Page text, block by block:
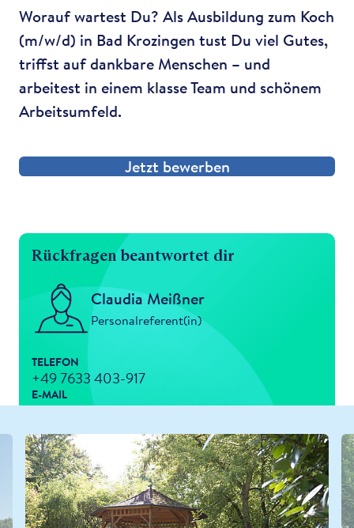
Worauf wartest Du? Als Ausbildung zum Koch
(m/w/d) in Bad Krozingen tust Du viel Gutes,
triffst auf dankbare Menschen – und
arbeitest in einem klasse Team und schönem
Arbeitsumfeld.
Jetzt bewerben
Rückfragen beantwortet dir
Claudia Meißner
Personalreferent(in)
TELEFON
+49 7633 403-917
E-MAIL
meissner-claudia@kwa.de